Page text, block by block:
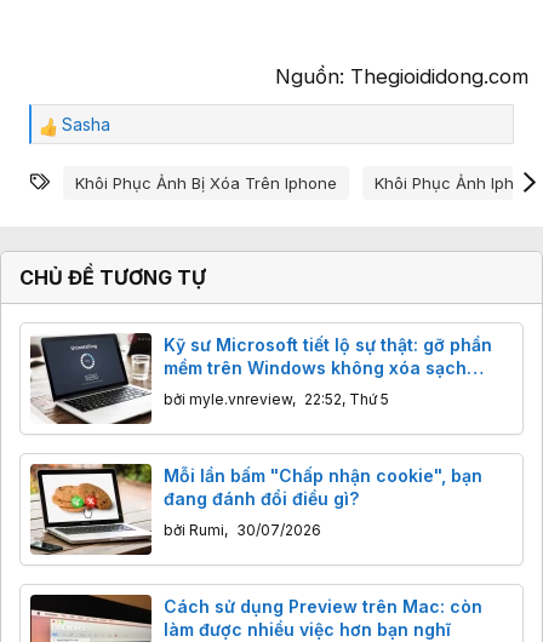
Nguồn: Thegioididong.com​
C
m
c
:
Sasha
Từ khóa
Khôi Phục Ảnh Bị Xóa Trên Iphone Khôi Phục Ảnh Iphone
CHỦ ĐỀ TƯƠNG TỰ
Kỹ sư Microsoft tiết lộ sự thật: gỡ phần
mềm trên Windows không xóa sạch
100% dữ liệu
bởi myle.vnreview, 22:52, Thứ 5
Mỗi lần bấm "Chấp nhận cookie", bạn
đang đánh đổi điều gì?
bởi Rumi, 30/07/2026
Cách sử dụng Preview trên Mac: còn
làm được nhiều việc hơn bạn nghĩ